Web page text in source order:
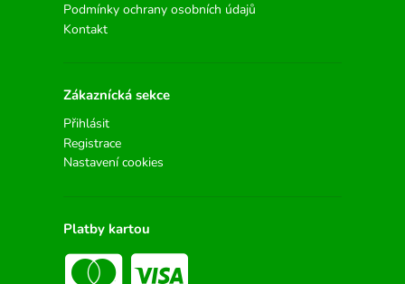
Podmínky ochrany osobních údajů
Kontakt
Zákaznícká sekce
Přihlásit
Registrace
Nastavení cookies
Platby kartou